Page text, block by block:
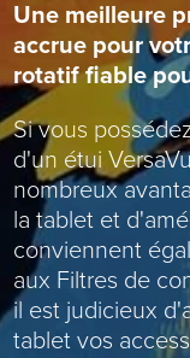
Une meilleure
accrue pour
rotatif fiable
Si vous
d'un étui
nombreux
la tablet et
conviennent
aux Filtres de
il est judicieux
tablet vos